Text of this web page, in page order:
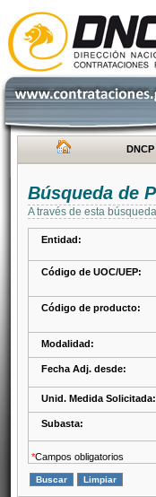
DNCP
Búsqueda de
A través de esta
Entidad:
Código de UOC/UEP:
Código de producto:
Modalidad:
Fecha Adj. desde:
Unid. Medida Solicitada:
Subasta:
*Campos obligatorios